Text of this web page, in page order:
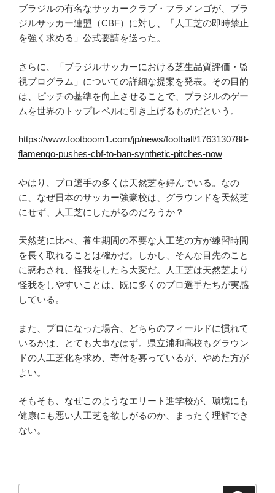
ブラジルの有名なサッカークラブ・フラメンゴが、ブラ
ジルサッカー連盟（CBF）に対し、「人工芝の即時禁止
を強く求める」公式要請を送った。
さらに、「ブラジルサッカーにおける芝生品質評価・監
視プログラム」についての詳細な提案を発表。その目的
は、ピッチの基準を向上させることで、ブラジルのゲー
ムを世界のトップレベルに引き上げるものだという。
https://www.footboom1.com/jp/news/football/1763130788-
flamengo-pushes-cbf-to-ban-synthetic-pitches-now
やはり、プロ選手の多くは天然芝を好んでいる。なの
に、なぜ日本のサッカー強豪校は、グラウンドを天然芝
にせず、人工芝にしたがるのだろうか？
天然芝に比べ、養生期間の不要な人工芝の方が練習時間
を長く取れることは確かだ。しかし、そんな目先のこと
に惑わされ、怪我をしたら大変だ。人工芝は天然芝より
怪我をしやすいことは、既に多くのプロ選手たちが実感
している。
また、プロになった場合、どちらのフィールドに慣れて
いるかは、とても大事なはず。県立浦和高校もグラウン
ドの人工芝化を求め、寄付を募っているが、やめた方が
よい。
そもそも、なぜこのようなエリート進学校が、環境にも
健康にも悪い人工芝を欲しがるのか、まったく理解でき
ない。